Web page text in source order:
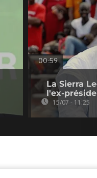
00:59
La Sierra
l'ex-
15/07 - 11:25